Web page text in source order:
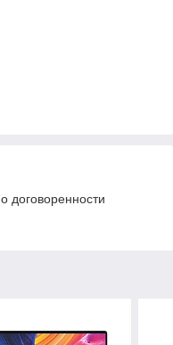
договоренности